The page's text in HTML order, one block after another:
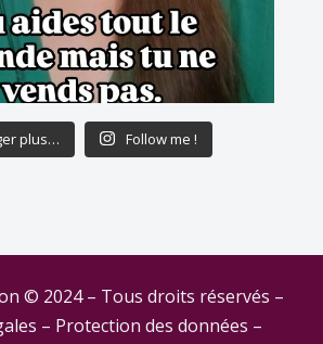
plus… Follow me !
© 2024 – Tous droits réservés –
– Protection des données –